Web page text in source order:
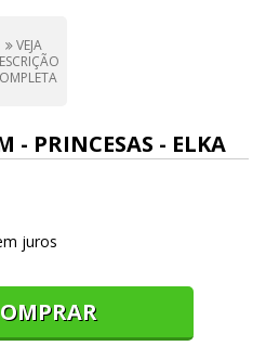
VEJA
- PRINCESAS - ELKA